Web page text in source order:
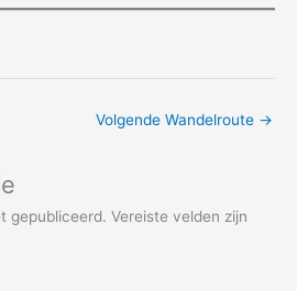
Volgende Wandelroute →
gepubliceerd. Vereiste velden zijn